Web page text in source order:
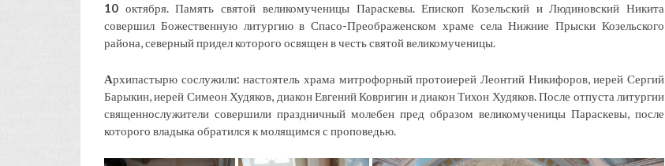
10 октября. Память святой великомученицы Параскевы. Епископ Козельский и Людиновский Никита
совершил Божественную литургию в Спасо-Преображенском храме села Нижние Прыски Козельского
района, северный придел которого освящен в честь святой великомученицы.
Архипастырю сослужили: настоятель храма митрофорный протоиерей Леонтий Никифоров, иерей Сергий
Барыкин, иерей Симеон Худяков, диакон Евгений Ковригин и диакон Тихон Худяков. После отпуста литургии
священнослужители совершили праздничный молебен пред образом великомученицы Параскевы, после
которого владыка обратился к молящимся с проповедью.